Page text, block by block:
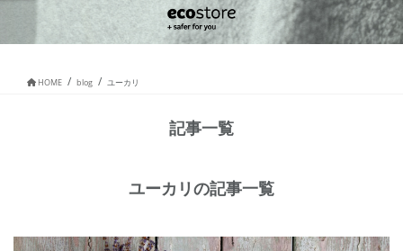
HOME blog ユーカリ
記事一覧
ユーカリの記事一覧